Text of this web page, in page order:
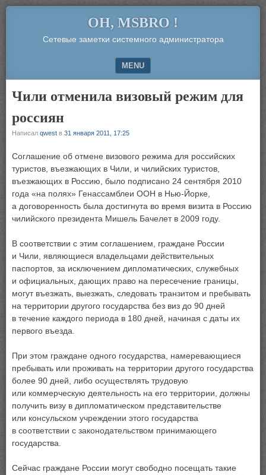
OH, MSBRO !
Сетевые заметки системного администратора
MENU
Чили отменила визовый режим для
россиян
Написал qwest в 31 января 2011, 17:25
Соглашение об отмене визового режима для российских
туристов, въезжающих в Чили, и чилийских туристов,
въезжающих в Россию, было подписано 24 сентября 2010
года «на полях» Генассамблеи ООН в Нью-Йорке,
а договоренность была достигнута во время визита в Россию
чилийского президента Мишель Бачелет в 2009 году.
В соответствии с этим соглашением, граждане России
и Чили, являющиеся владельцами действительных
паспортов, за исключением дипломатических, служебных
и официальных, дающих право на пересечение границы,
могут въезжать, выезжать, следовать транзитом и пребывать
на территории другого государства без виз до 90 дней
в течение каждого периода в 180 дней, начиная с даты их
первого въезда.
При этом граждане одного государства, намеревающиеся
пребывать или проживать на территории другого государства
более 90 дней, либо осуществлять трудовую
или коммерческую деятельность на его территории, должны
получить визу в дипломатическом представительстве
или консульском учреждении этого государства
в соответствии с законодательством принимающего
государства.
Сейчас граждане России могут свободно посещать такие